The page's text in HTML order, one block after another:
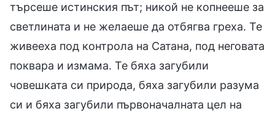
търсеше истинския път; никой не копнееше за
светлината и не желаеше да отбягва греха. Те
живееха под контрола на Сатана, под неговата
поквара и измама. Те бяха загубили
човешката си природа, бяха загубили разума
си и бяха загубили първоначалната цел на